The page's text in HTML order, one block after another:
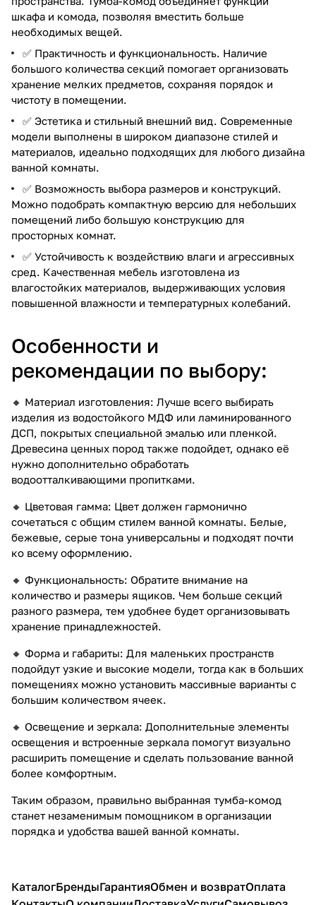
шкафа и комода, позволяя вместить больше
необходимых вещей.
✅ Практичность и функциональность. Наличие
большого количества секций помогает организовать
хранение мелких предметов, сохраняя порядок и
чистоту в помещении.
✅ Эстетика и стильный внешний вид. Современные
модели выполнены в широком диапазоне стилей и
материалов, идеально подходящих для любого дизайна
ванной комнаты.
✅ Возможность выбора размеров и конструкций.
Можно подобрать компактную версию для небольших
помещений либо большую конструкцию для
просторных комнат.
✅ Устойчивость к воздействию влаги и агрессивных
сред. Качественная мебель изготовлена из
влагостойких материалов, выдерживающих условия
повышенной влажности и температурных колебаний.
Особенности и
рекомендации по выбору:
🔸 Материал изготовления: Лучше всего выбирать
изделия из водостойкого МДФ или ламинированного
ДСП, покрытых специальной эмалью или пленкой.
Древесина ценных пород также подойдет, однако её
нужно дополнительно обработать
водоотталкивающими пропитками.
🔸 Цветовая гамма: Цвет должен гармонично
сочетаться с общим стилем ванной комнаты. Белые,
бежевые, серые тона универсальны и подходят почти
ко всему оформлению.
🔸 Функциональность: Обратите внимание на
количество и размеры ящиков. Чем больше секций
разного размера, тем удобнее будет организовывать
хранение принадлежностей.
🔸 Форма и габариты: Для маленьких пространств
подойдут узкие и высокие модели, тогда как в больших
помещениях можно установить массивные варианты с
большим количеством ячеек.
🔸 Освещение и зеркала: Дополнительные элементы
освещения и встроенные зеркала помогут визуально
расширить помещение и сделать пользование ванной
более комфортным.
Таким образом, правильно выбранная тумба-комод
станет незаменимым помощником в организации
порядка и удобства вашей ванной комнаты.
КаталогБрендыГарантияОбмен и возвратОплата